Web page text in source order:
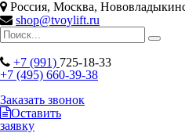
Россия, Москва,
shop@tvoylift.ru
+7 (991) 725-18-33
+7 (495) 660-39-38
Заказать звонок
Оставить
заявку